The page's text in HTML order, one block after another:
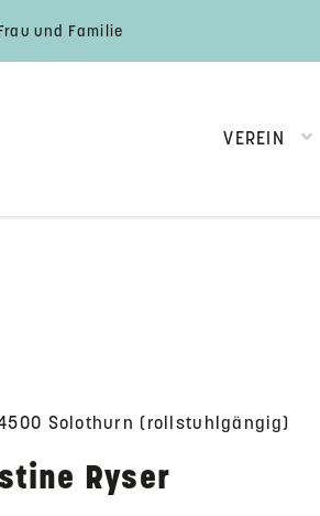
und Familie
VEREIN
Solothurn (rollstuhlgängig)
Ryser